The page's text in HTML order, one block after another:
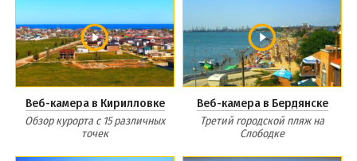
Веб-камера в Кирилловке
Обзор курорта с 15 различных
точек
Веб-камера в Бердянске
Третий городской пляж на
Слободке